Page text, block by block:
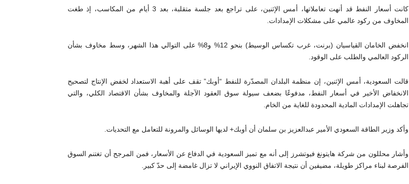
كانت أسعار النفط قد أنهت تعاملاتها، أمس الإثنين، على تراجع بعد جلسة متقلبة، بعد 3 أيام من المكاسب، إذ طغت
المخاوف من ركود عالمي على مشكلات الإمدادات.
انخفض الخامان القياسيان (برنت، غرب تكساس الوسيط) بنحو 12% و8% على التوالي هذا الشهر، وسط مخاوف بشأن
الركود العالمي والطلب على الوقود.
قالت السعودية، أمس الإثنين، إن منظمة البلدان المصدّرة للنفط “أوبك” تقف على أهبة الاستعداد لخفض الإنتاج لتصحيح
الانخفاض الأخير في أسعار النفط، مدفوعًا بضعف سيولة سوق العقود الآجلة والمخاوف بشأن الاقتصاد الكلي، والتي
تجاهلت الإمدادات المادية المحدودة للغاية من الخام.
وأكد وزير الطاقة السعودي الأمير عبدالعزيز بن سلمان أن أوبك+ لديها الوسائل والمرونة للتعامل مع التحديات.
وأشار محللون من شركة هايتونغ فيوتشرز إلى أنه مع تميز السعودية في الدفاع عن الأسعار، فمن المرجح أن تغتنم السوق
الفرصة لبناء مراكز طويلة، مضيفين أن نتيجة الاتفاق النووي الإيراني لا تزال غامضة إلى حدّ كبير.